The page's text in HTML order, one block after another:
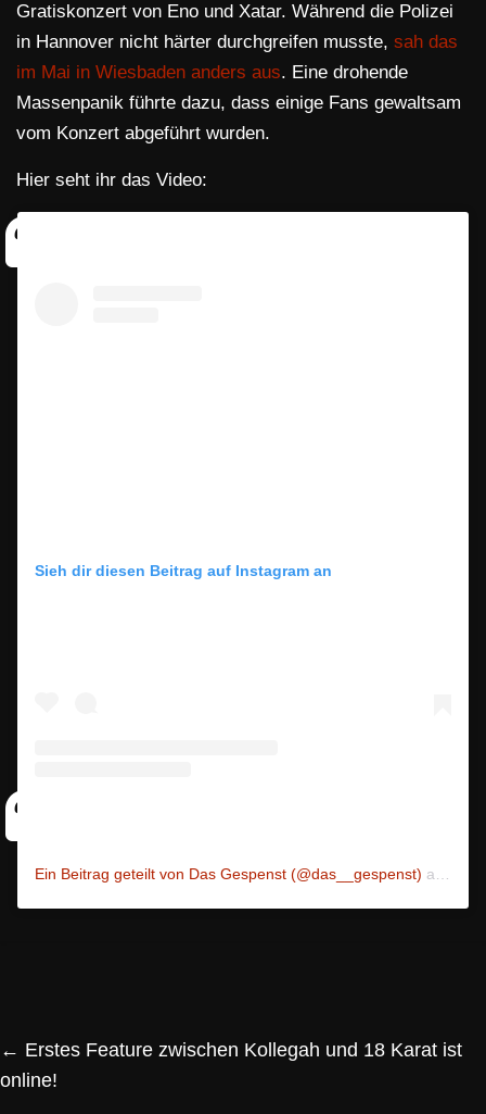
Gratiskonzert von Eno und Xatar. Während die Polizei
in Hannover nicht härter durchgreifen musste, sah das
im Mai in Wiesbaden anders aus. Eine drohende
Massenpanik führte dazu, dass einige Fans gewaltsam
vom Konzert abgeführt wurden.
Hier seht ihr das Video:
Sieh dir diesen Beitrag auf Instagram an
Ein Beitrag geteilt von Das Gespenst (@das__gespenst) am
← Erstes Feature zwischen Kollegah und 18 Karat ist
online!